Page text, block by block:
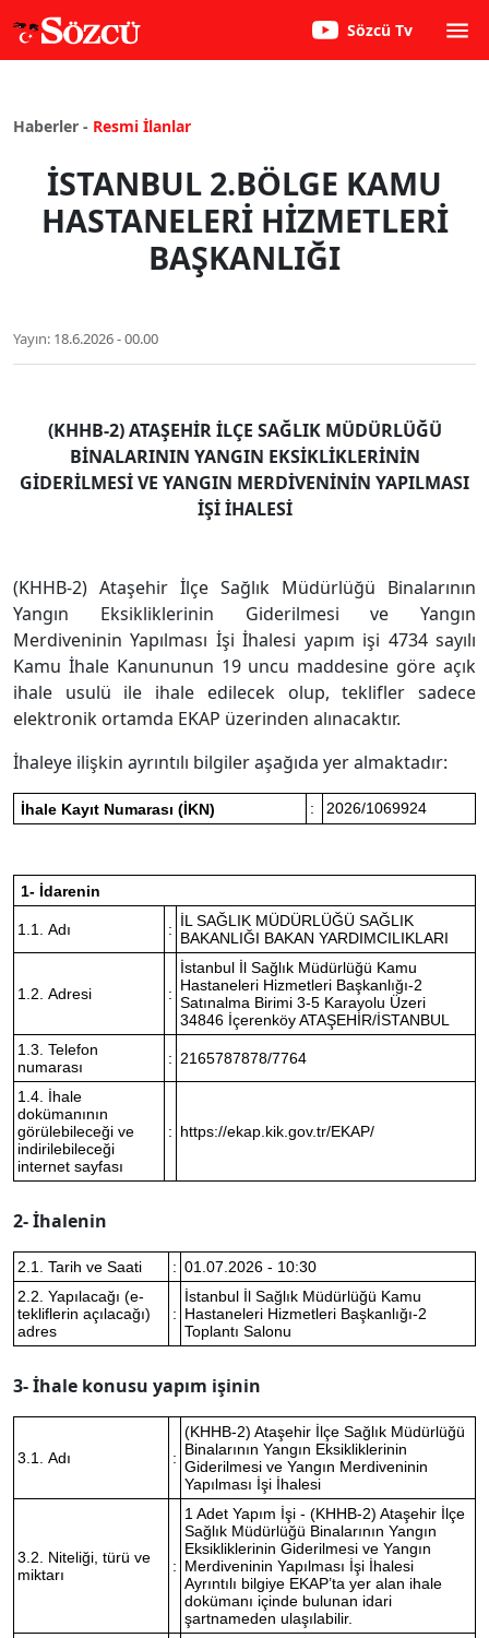
Sözcü Tv
Haberler - Resmi İlanlar
İSTANBUL 2.BÖLGE KAMU
HASTANELERİ HİZMETLERİ
BAŞKANLIĞI
Yayın: 18.6.2026 - 00.00
(KHHB-2) ATAŞEHİR İLÇE SAĞLIK MÜDÜRLÜĞÜ
BİNALARININ YANGIN EKSİKLİKLERİNİN
GİDERİLMESİ VE YANGIN MERDİVENİNİN YAPILMASI
İŞİ İHALESİ
(KHHB-2) Ataşehir İlçe Sağlık Müdürlüğü Binalarının
Yangın Eksikliklerinin Giderilmesi ve Yangın
Merdiveninin Yapılması İşi İhalesi yapım işi 4734 sayılı
Kamu İhale Kanununun 19 uncu maddesine göre açık
ihale usulü ile ihale edilecek olup, teklifler sadece
elektronik ortamda EKAP üzerinden alınacaktır.
İhaleye ilişkin ayrıntılı bilgiler aşağıda yer almaktadır:
İhale Kayıt Numarası (İKN) : 2026/1069924
1- İdarenin
1.1. Adı : İL SAĞLIK MÜDÜRLÜĞÜ SAĞLIK
BAKANLIĞI BAKAN YARDIMCILIKLARI
1.2. Adresi :
İstanbul İl Sağlık Müdürlüğü Kamu
Hastaneleri Hizmetleri Başkanlığı-2
Satınalma Birimi 3-5 Karayolu Üzeri
34846 İçerenköy ATAŞEHİR/İSTANBUL
1.3. Telefon
numarası
: 2165787878/7764
1.4. İhale
dokümanının
görülebileceği ve
indirilebileceği
internet sayfası
: https://ekap.kik.gov.tr/EKAP/
2- İhalenin
2.1. Tarih ve Saati : 01.07.2026 - 10:30
2.2. Yapılacağı (e-
tekliflerin açılacağı)
adres
:
İstanbul İl Sağlık Müdürlüğü Kamu
Hastaneleri Hizmetleri Başkanlığı-2
Toplantı Salonu
3- İhale konusu yapım işinin
3.1. Adı :
(KHHB-2) Ataşehir İlçe Sağlık Müdürlüğü
Binalarının Yangın Eksikliklerinin
Giderilmesi ve Yangın Merdiveninin
Yapılması İşi İhalesi
3.2. Niteliği, türü ve
miktarı
:
1 Adet Yapım İşi - (KHHB-2) Ataşehir İlçe
Sağlık Müdürlüğü Binalarının Yangın
Eksikliklerinin Giderilmesi ve Yangın
Merdiveninin Yapılması İşi İhalesi
Ayrıntılı bilgiye EKAP’ta yer alan ihale
dokümanı içinde bulunan idari
şartnameden ulaşılabilir.